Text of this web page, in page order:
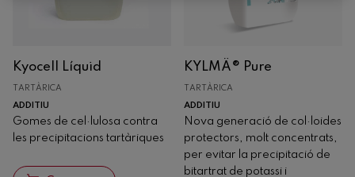
Kyocell Líquid
TARTÀRICA
ADDITIU
Gomes de cel·lulosa contra
les precipitacions tartàriques
KYLMÄ® Pure
TARTÀRICA
ADDITIU
Nova generació de col·loides
protectors, molt concentrats,
per evitar la precipitació de
bitartrat de potassi i